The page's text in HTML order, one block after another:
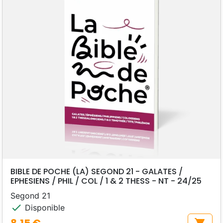
BIBLE DE POCHE (LA) SEGOND 21 - GALATES /
EPHESIENS / PHIL / COL / 1 & 2 THESS - NT - 24/25
Segond 21
check Disponible